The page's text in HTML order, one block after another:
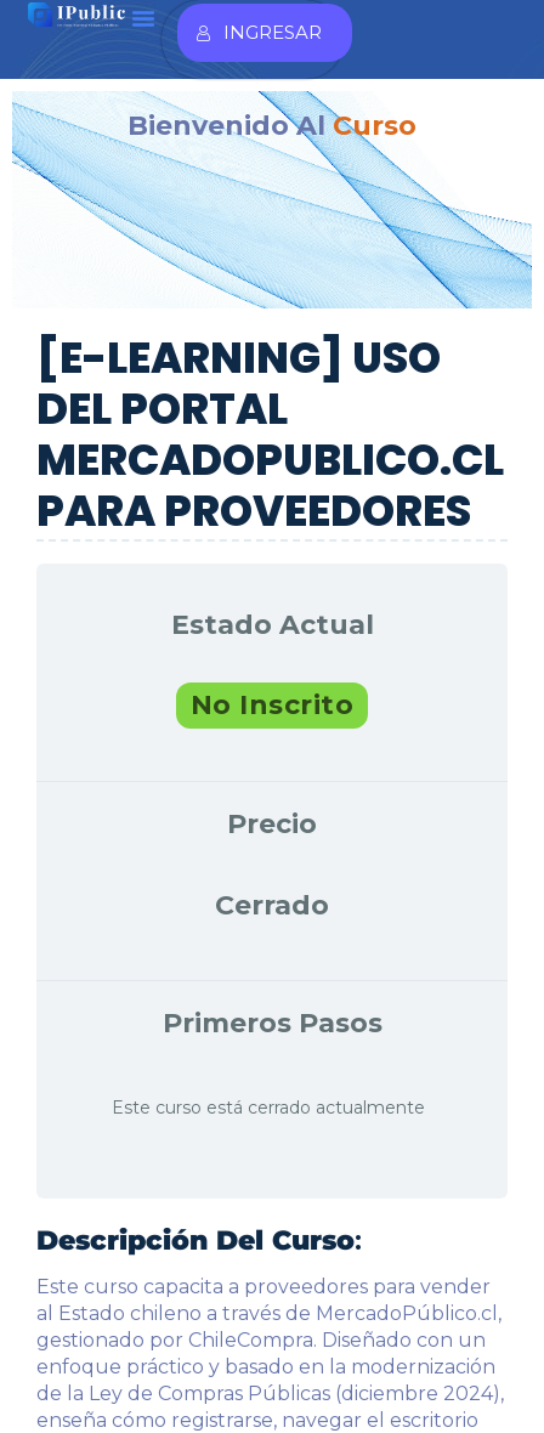
INGRESAR
Bienvenido Al Curso
[E-LEARNING] USO
DEL PORTAL
MERCADOPUBLICO.CL
PARA PROVEEDORES
Estado Actual
No Inscrito
Precio
Cerrado
Primeros Pasos
Este curso está cerrado actualmente
Descripción Del Curso:
Este curso capacita a proveedores para vender
al Estado chileno a través de MercadoPúblico.cl,
gestionado por ChileCompra. Diseñado con un
enfoque práctico y basado en la modernización
de la Ley de Compras Públicas (diciembre 2024),
enseña cómo registrarse, navegar el escritorio